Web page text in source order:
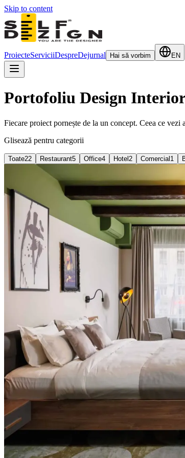
Skip to content
ProiecteServiciiDespreDejurnal Hai să vorbim EN
Portofoliu Design
Fiecare proiect pornește de la un concept. Ceea ce
Glisează pentru categorii
Toate22 Restaurant5 Office4 Hotel 2 Comercial 1